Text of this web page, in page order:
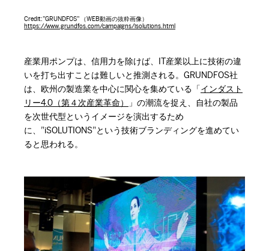
Credit:”GRUNDFOS” （WEB動画の抜粋画像）
https://www.grundfos.com/campaigns/isolutions.html
産業用ポンプは、信用力を除けば、IT産業以上に技術の違
いを打ち出すことは難しいと推測される。GRUNDFOS社
は、欧州の製造業を中心に関心を集めている「インダスト
リー4.0（第４次産業革命）
」の潮流を捉え、自社の製品
を次世代型というイメージを演出するため
に、”iSOLUTIONS”という技術ブランディングを進めてい
ると思われる。